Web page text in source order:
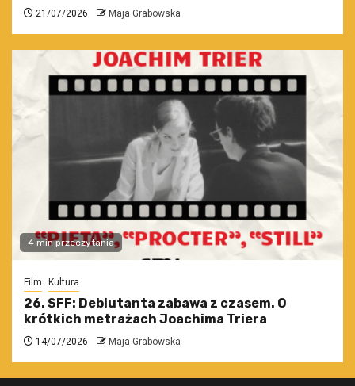
21/07/2026 Maja Grabowska
4 min przeczytania
Film Kultura
26. SFF: Debiutanta zabawa z czasem. O
krótkich metrażach Joachima Triera
14/07/2026 Maja Grabowska